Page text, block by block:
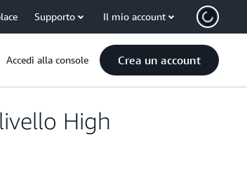
Supporto Il mio account
Accedi alla console Crea un account
High